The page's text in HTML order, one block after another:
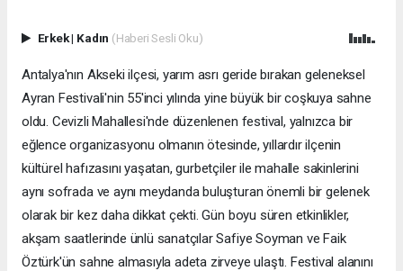
Erkek| Kadın (Haberi Sesli Oku)
Antalya'nın Akseki ilçesi, yarım asrı geride bırakan geleneksel
Ayran Festivali'nin 55'inci yılında yine büyük bir coşkuya sahne
oldu. Cevizli Mahallesi'nde düzenlenen festival, yalnızca bir
eğlence organizasyonu olmanın ötesinde, yıllardır ilçenin
kültürel hafızasını yaşatan, gurbetçiler ile mahalle sakinlerini
aynı sofrada ve aynı meydanda buluşturan önemli bir gelenek
olarak bir kez daha dikkat çekti. Gün boyu süren etkinlikler,
akşam saatlerinde ünlü sanatçılar Safiye Soyman ve Faik
Öztürk'ün sahne almasıyla adeta zirveye ulaştı. Festival alanını